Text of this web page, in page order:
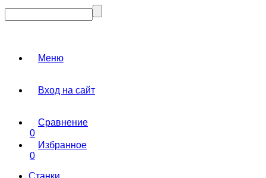
Меню
Вход на сайт
Сравнение
0
Избранное
0
Станки